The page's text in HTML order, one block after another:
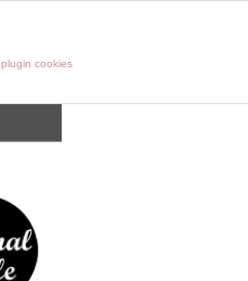
plugin cookies